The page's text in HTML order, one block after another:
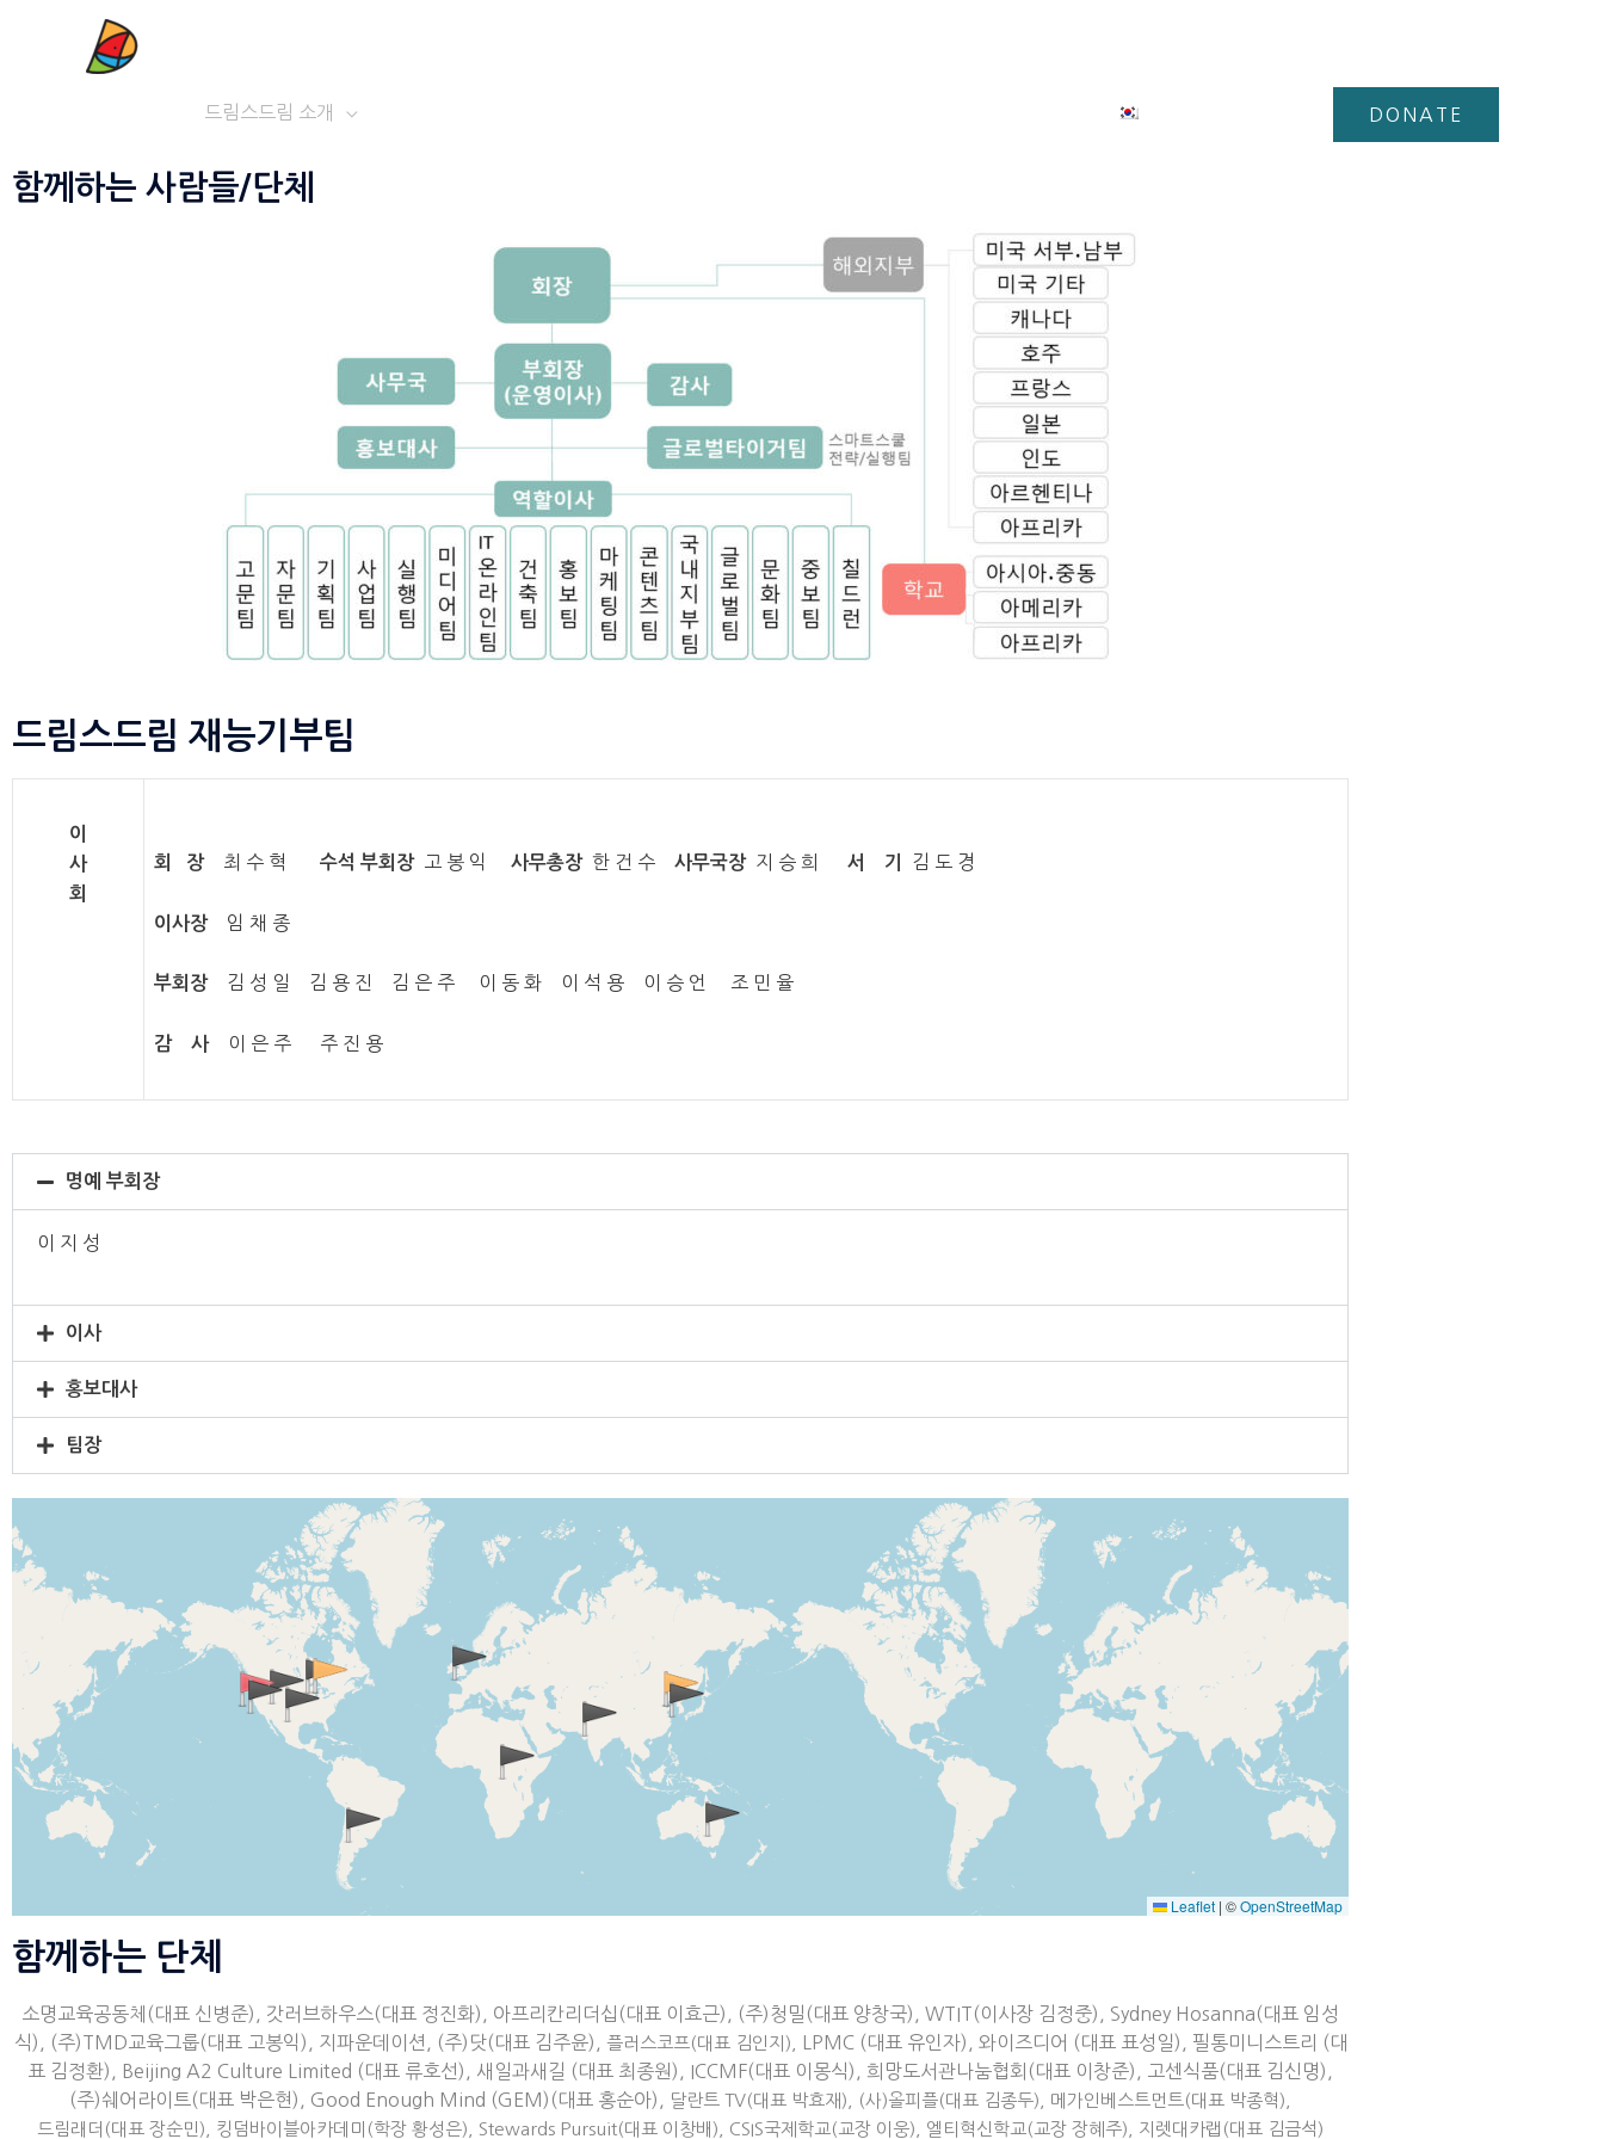
드림스드림 소개 DONATE
함께하는 사람들/단체
드림스드림 재능기부팀
이
사
회
회 장 최 수 혁 수석 부회장고 봉 익 사무총장한 건 수 사무국장지 승 희 서 기 김 도 경
이사장임 채 종
부회장 김 성 일 김 용 진 김 은 주 이 동 화 이 석 용 이 승 언 조 민 율
감 사이 은 주 주 진 용
명예 부회장
이 지 성
이사
홍보대사
팀장
Leaflet | ©OpenStreetMap
함께하는 단체
소명교육공동체(대표 신병준), 갓러브하우스(대표 정진화), 아프리칸리더십(대표 이효근), (주)청밀(대표 양창국), WTIT(이사장 김정중), Sydney Hosanna(대표 임성
식), (주)TMD교육그룹(대표 고봉익), 지파운데이션, (주)닷(대표 김주윤),
플러스코프(대표 김인지),
LPMC (대표 유인자), 와이즈디어 (대표 표성일), 필통미니스트리 (대
표 김정환), Beijing A2 Culture Limited (대표 류호선), 새일과새길 (대표 최종원), ICCMF(대표 이몽식), 희망도서관나눔협회(대표 이창준), 고센식품(대표 김신명),
(주)쉐어라이트(대표 박은현), Good Enough Mind (GEM)(대표 홍순아),
달란트 TV(대표 박효재), (사)올피플(대표 김종두), 메가인베스트먼트(대표 박종혁),
드림래더(대표 장순민), 킹덤바이블아카데미(학장 황성은), Stewards Pursuit(대표 이창배), CSIS국제학교(교장 이웅), 엘티혁신학교(교장 장혜주), 지렛대카랩(대표 김금석)